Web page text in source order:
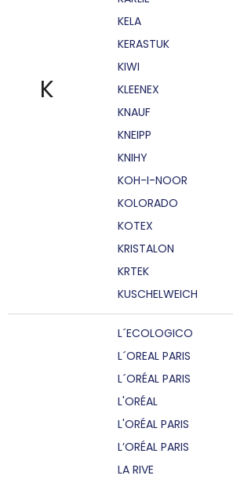
K
KELA
KERASTUK
KIWI
KLEENEX
KNAUF
KNEIPP
KNIHY
KOH-I-NOOR
KOLORADO
KOTEX
KRISTALON
KRTEK
KUSCHELWEICH
L´ECOLOGICO
L´OREAL PARIS
L´ORÉAL PARIS
L'ORÉAL
L'ORÉAL PARIS
L’ORÉAL PARIS
LA RIVE